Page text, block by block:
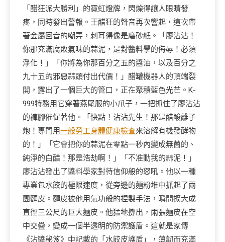
「醋狂派大勝利」的霓虹燈牌，閃爍得讓人眼睛發
疼，同時發出警報。王醋狂的聲音再次響起，這次帶
著金屬回音的嘲弄，刺耳得像是磨砂紙。「廖沾沾！
你那充滿腐敗氣味的蒜泥，是對醬料學的侮辱！必須
淨化！」「你將為你那百分之五的醬油，以及百分之
九十五的邪惡蒜頭付出代價！」醋罐機器人的頂端裂
開，露出了一個巨大的管口，正在聚積藍色光芒。K-
999特務用它穿著燕尾服的小爪子，一把抓住了廖沾沾
的褲腳催促著他。「快點！沾沾先生！那是醋酸離子
炮！專門用一般勞工身體健康檢查來溶解有機發酵物
的！」「它會把你的蒜泥在零點一秒內變成無菌的、
純淨的白醋！那是浩劫啊！」「不准動我的蒜泥！」
廖沾沾發出了醬料學家對待信仰般的怒吼。他以一種
專業包水餃的極限速度，從旁邊的麵粉堆中抓起了兩
團麵皮。麵皮被他用氣功般的捏製手法，瞬間擴大成
直徑三公尺的巨大麵皮。他猛地擲出，兩張麵皮在空
中交疊，變成一個半透明的防禦護盾。這就是家傳
《沾醬秘笈》中記載的「水餃皮護盾」，薄韌而充滿